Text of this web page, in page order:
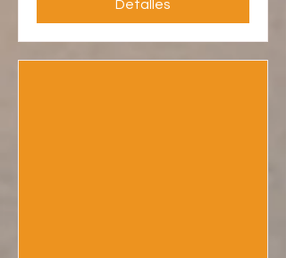
Detalles